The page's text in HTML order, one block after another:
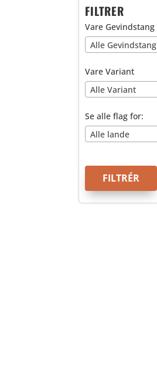
FILTRER
Vare Gevindstang
Alle Gevindstang
Vare Variant
Alle Variant
Se alle flag for:
Alle lande
FILTRÉR